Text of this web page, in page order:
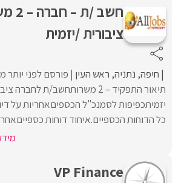
חשב
ציבורית /יזמית
חיפה נתניה ראש העין פורסם לפני יותר
תיאור התפקיד – 2 משרותחשב/ת לחברה
יזמיתכפיפות לסמנכ"ל הכספיםאחריות על
כל הדוחות הכספיים.איחוד דוחות
VP Finance